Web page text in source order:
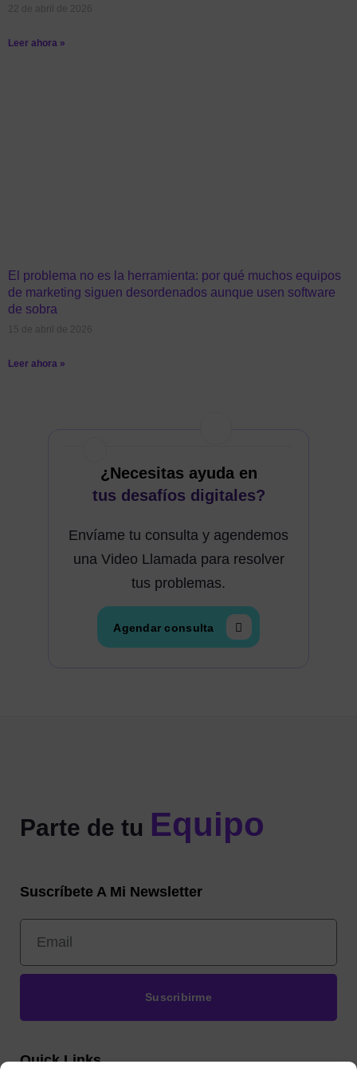
22 de abril de 2026
Leer ahora »
El problema no es la herramienta: por qué muchos equipos
de marketing siguen desordenados aunque usen software
de sobra
15 de abril de 2026
Leer ahora »
¿Necesitas ayuda en
tus desafíos digitales?
Envíame tu consulta y agendemos
una Video Llamada para resolver
tus problemas.
Agendar consulta
Parte de tu Equipo
Suscríbete A Mi Newsletter
Suscribirme
Quick Links